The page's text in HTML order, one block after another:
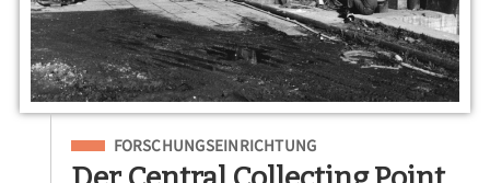
Eingeordnet unter
FORSCHUNGSEINRICHTUNG